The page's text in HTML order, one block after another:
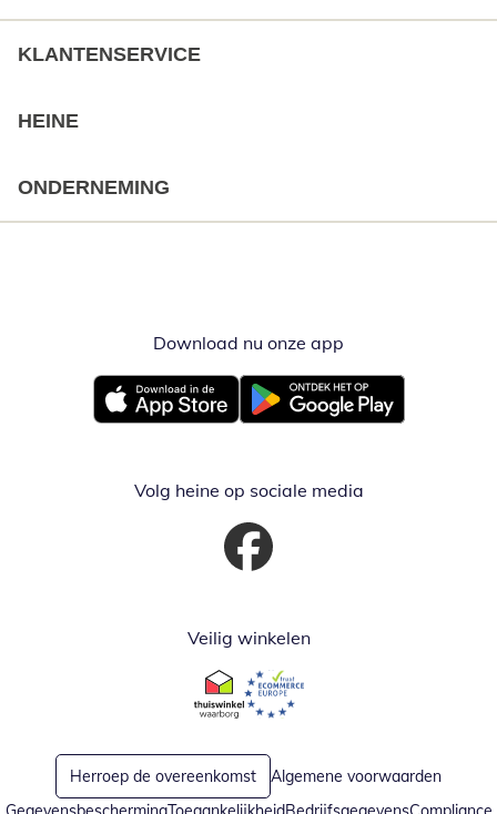
KLANTENSERVICE
HEINE
ONDERNEMING
Download nu onze app
Opent in nieuw vensterOpent in nieuw venster
Volg heine op sociale media
Opent in nieuw venster
Veilig winkelen
Opent in nieuw venster
Opent in nieuw venster
Herroep de overeenkomst
Algemene voorwaarden